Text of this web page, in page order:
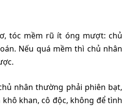
tóc mềm rũ ít óng mượt: chủ
Nếu quá mềm thì chủ nhân
nhân thường phải phiên bạt,
khan, cô độc, không để tình